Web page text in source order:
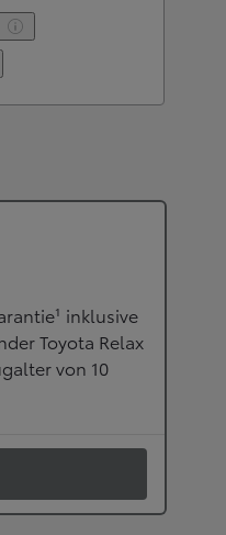
inklusive
Toyota Relax
von 10